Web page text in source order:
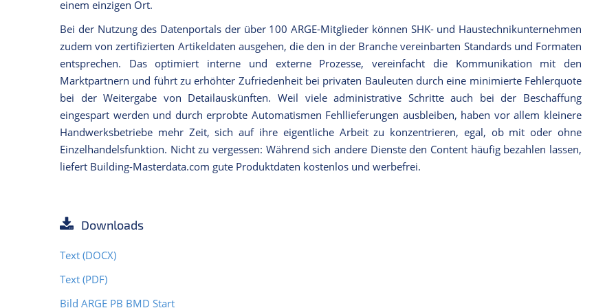
einem einzigen Ort.
Bei der Nutzung des Datenportals der über 100 ARGE-Mitglieder können SHK- und Haustechnikunternehmen
zudem von zertifizierten Artikeldaten ausgehen, die den in der Branche vereinbarten Standards und Formaten
entsprechen. Das optimiert interne und externe Prozesse, vereinfacht die Kommunikation mit den
Marktpartnern und führt zu erhöhter Zufriedenheit bei privaten Bauleuten durch eine minimierte Fehlerquote
bei der Weitergabe von Detailauskünften. Weil viele administrative Schritte auch bei der Beschaffung
eingespart werden und durch erprobte Automatismen Fehllieferungen ausbleiben, haben vor allem kleinere
Handwerksbetriebe mehr Zeit, sich auf ihre eigentliche Arbeit zu konzentrieren, egal, ob mit oder ohne
Einzelhandelsfunktion. Nicht zu vergessen: Während sich andere Dienste den Content häufig bezahlen lassen,
liefert Building-Masterdata.com gute Produktdaten kostenlos und werbefrei.
Downloads
Text (DOCX)
Text (PDF)
Bild ARGE PB BMD Start